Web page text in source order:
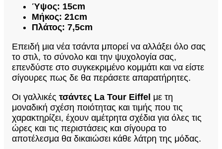
Ύψος: 15cm
Μήκος: 21cm
Πλάτος: 7,5cm
Επειδή μια νέα τσάντα μπορεί να αλλάξει όλο σας
το στιλ, το σύνολο και την ψυχολογία σας,
επενδύστε στο συγκεκριμένο κομμάτι και να είστε
σίγουρες πως δε θα περάσετε απαρατήρητες.
Οι γαλλικές τσάντες La Tour Eiffel με τη
μοναδική σχέση ποιότητας και τιμής που τις
χαρακτηρίζει, έχουν αμέτρητα σχέδια για όλες τις
ώρες και τις περιστάσεις και σίγουρα το
αποτέλεσμα θα δικαιώσει κάθε λάτρη της μόδας.